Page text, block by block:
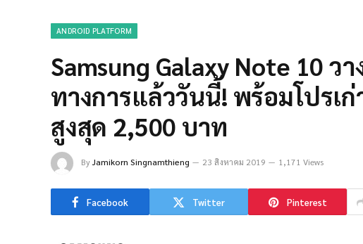
ANDROID PLATFORM
Samsung Galaxy Note 10 ว
ทางการแล้ววันนี้! พร้อมโปรเ
สูงสุด 2,500 บาท
ByJamikorn Singnamthieng 23 สิงหาคม 2019 1,171 Views
Facebook Twitter Pinterest